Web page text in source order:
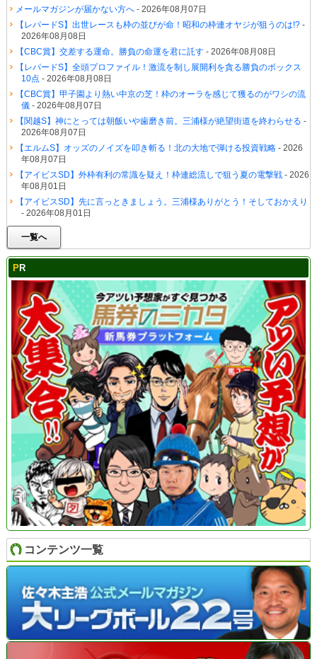
メールマガジンが届かない方へ- 2026年08月07日
【レパードS】出世レースも枠の並びが命！昭和の枠連オヤジが狙うのは!?-
2026年08月08日
【CBC賞】交差する運命。勝負の命運を君に託す- 2026年08月08日
【レパードS】全頭プロファイル！激流を制し展開利を貪る勝負のボックス
10点 - 2026年08月08日
【CBC賞】甲子園より熱い中京の芝！枠のオーラを感じて獲るのがワシの流
儀- 2026年08月07日
【関越S】神にとっては朝飯いや歯磨き前。三浦様が絶望街道を終わらせる -
2026年08月07日
【エルムS】オッズのノイズを叩き斬る！北の大地で弾ける投資戦略- 2026
年08月07日
【アイビスSD】外枠有利の常識を疑え！枠連総流しで狙う夏の電撃戦- 2026
年08月01日
【アイビスSD】先に言っときましょう。三浦様ありがとう！そしておかえり
- 2026年08月01日
一覧へ
PR
コンテンツ一覧